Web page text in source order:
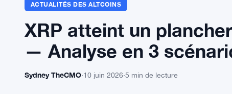
ACTUALITÉS DES ALTCOINS
XRP atteint un
— Analyse en 3
Sydney TheCMO·10 juin 2026·5 min de lecture